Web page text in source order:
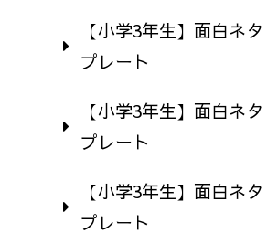
【小学3年生】面白ネ
プレート
【小学3年生】面白ネ
プレート
【小学3年生】面白ネ
プレート